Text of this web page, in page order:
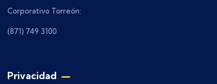
Corporativo Torreón:
(871) 749 3100
Privacidad